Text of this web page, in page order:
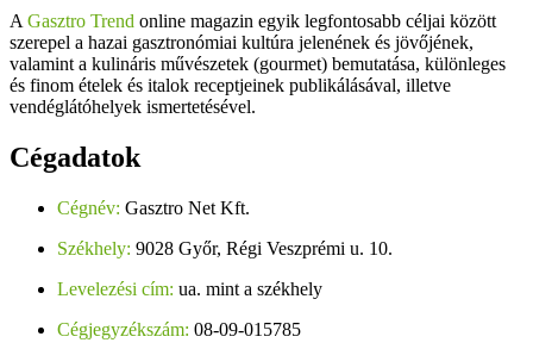
A Gasztro Trend online magazin egyik legfontosabb céljai között
szerepel a hazai gasztronómiai kultúra jelenének és jövőjének,
valamint a kulináris művészetek (gourmet) bemutatása, különleges
és finom ételek és italok receptjeinek publikálásával, illetve
vendéglátóhelyek ismertetésével.
Cégadatok
Cégnév: Gasztro Net Kft.
Székhely: 9028 Győr, Régi Veszprémi u. 10.
Levelezési cím: ua. mint a székhely
Cégjegyzékszám: 08-09-015785